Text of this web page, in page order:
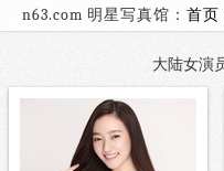
n63.com 明星写真馆： 首页
大陆女演